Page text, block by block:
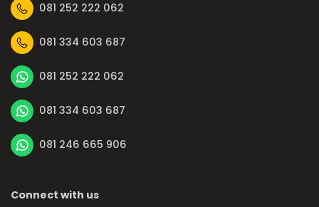
081 252 222 062
081 334 603 687
081 252 222 062
081 334 603 687
081 246 665 906
Connect with us